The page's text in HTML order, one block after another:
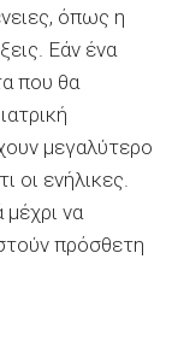
όπως η
Εάν ένα
που θα
μεγαλύτερο
οι ενήλικες.
να
πρόσθετη